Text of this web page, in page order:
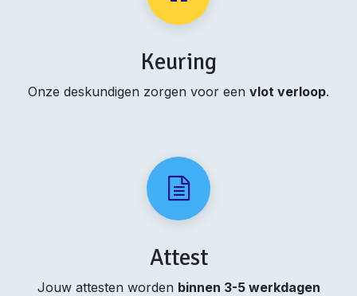
Keuring
Onze deskundigen zorgen voor een vlot verloop.
Attest
Jouw attesten worden binnen 3-5 werkdagen